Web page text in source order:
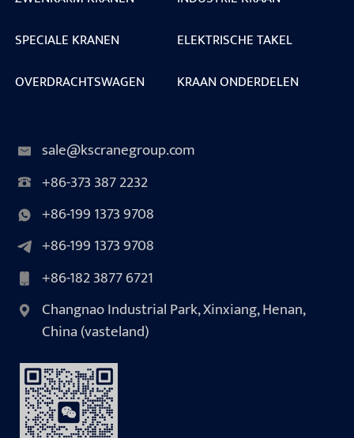
SPECIALE KRANEN
ELEKTRISCHE TAKEL
OVERDRACHTSWAGEN
KRAAN ONDERDELEN
sale@kscranegroup.com
+86-373 387 2232
+86-199 1373 9708
+86-199 1373 9708
+86-182 3877 6721
Changnao Industrial Park, Xinxiang, Henan,
China (vasteland)